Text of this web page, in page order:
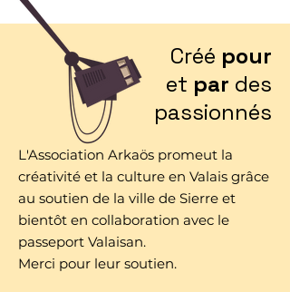
Créé pour
et par des
passionnés
L'Association Arkaös promeut la
créativité et la culture en Valais grâce
au soutien de la ville de Sierre et
bientôt en collaboration avec le
passeport Valaisan.
Merci pour leur soutien.